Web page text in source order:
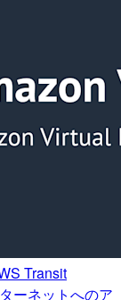
Transit
ーネットへのア